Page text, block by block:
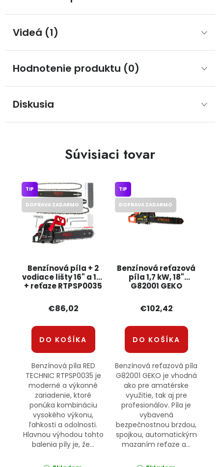
Videá (1)
Hodnotenie produktu (0)
Diskusia
Súvisiaci tovar
Benzínová píla + 2
vodiace lišty 16" a 18"
+ reťaze RTPSP0035
TIP
DOPRAVA ZADARMO
€86,02
DO KOŠÍKA
Benzínová píla RED
TECHNIC RTPSP0035 je
moderné a výkonné
zariadenie, ktoré
ponúka kombináciu
vysokého výkonu,
ľahkosti a odolnosti.
Hlavnou výhodou tohto
balenia píly je, že...
Benzínová reťazová
píla 1,7 kW, 18"
G82001 GEKO
TIP
DOPRAVA ZADARMO
€102,42
DO KOŠÍKA
Benzínová reťazová píla
G82001 GEKO je vhodná
ako pre amatérske
využitie, tak aj pre
profesionálov. Píla je
vybavená
bezpečnostnou brzdou,
spojkou, automatickým
mazaním reťaze a...